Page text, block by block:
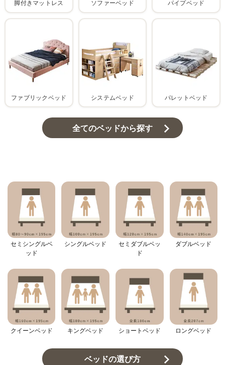
脚付きマットレス ソファーベッド パイプベッド
ファブリックベッド システムベッド パレットベッド
全てのベッドから探す
セミシングルベ
ッド
シングルベッド
セミダブルベッ
ド
ダブルベッド
クイーンベッド キングベッド ショートベッド ロングベッド
ベッドの選び方